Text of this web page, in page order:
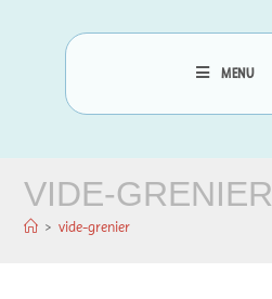
MENU
VIDE-GRENIER
> vide-grenier